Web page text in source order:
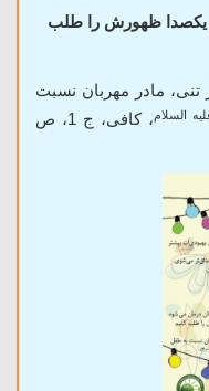
یکصدا ظهورش را طلب
تنی، مادر مهربان نسبت
السلام
، کافی، ج 1، ص